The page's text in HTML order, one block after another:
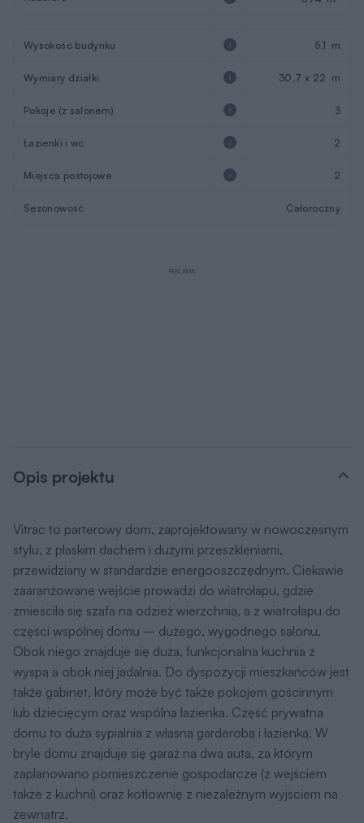
Wysokość budynku 5,1 m
Wymiary działki 30,7 x 22 m
Pokoje (z salonem) 3
Łazienki i wc 2
Miejsca postojowe 2
Sezonowość Całoroczny
REKLAMA
Opis projektu
Vitrac to parterowy dom, zaprojektowany w nowoczesnym
stylu, z płaskim dachem i dużymi przeszkleniami,
przewidziany w standardzie energooszczędnym. Ciekawie
zaaranżowane wejście prowadzi do wiatrołapu, gdzie
zmieściła się szafa na odzież wierzchnią, a z wiatrołapu do
części wspólnej domu – dużego, wygodnego salonu.
Obok niego znajduje się duża, funkcjonalna kuchnia z
wyspą a obok niej jadalnia. Do dyspozycji mieszkańców jest
także gabinet, który może być także pokojem gościnnym
lub dziecięcym oraz wspólna łazienka. Część prywatna
domu to duża sypialnia z własną garderobą i łazienką. W
bryle domu znajduje się garaż na dwa auta, za którym
zaplanowano pomieszczenie gospodarcze (z wejściem
także z kuchni) oraz kotłownię z niezależnym wyjściem na
zewnątrz.